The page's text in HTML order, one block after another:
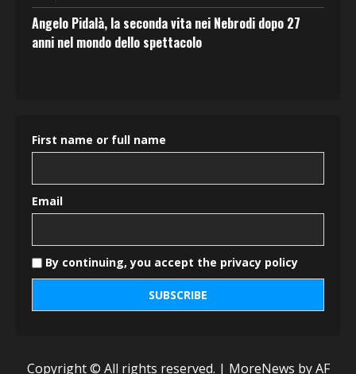
Angelo Pidalà, la seconda vita nei Nebrodi dopo 27
anni nel mondo dello spettacolo
First name or full name
Email
By continuing, you accept the privacy policy
Copyright © All rights reserved. | MoreNews by AF